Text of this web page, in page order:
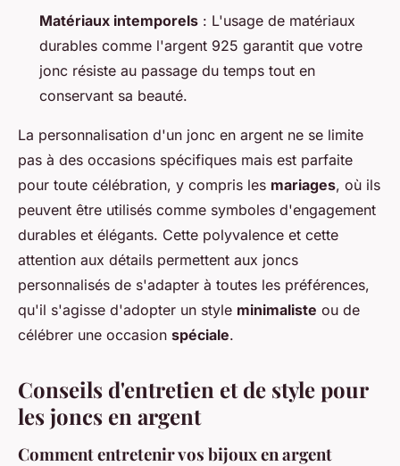
Matériaux intemporels : L'usage de matériaux
durables comme l'argent 925 garantit que votre
jonc résiste au passage du temps tout en
conservant sa beauté.
La personnalisation d'un jonc en argent ne se limite
pas à des occasions spécifiques mais est parfaite
pour toute célébration, y compris les mariages, où ils
peuvent être utilisés comme symboles d'engagement
durables et élégants. Cette polyvalence et cette
attention aux détails permettent aux joncs
personnalisés de s'adapter à toutes les préférences,
qu'il s'agisse d'adopter un style minimaliste ou de
célébrer une occasion spéciale.
Conseils d'entretien et de style pour
les joncs en argent
Comment entretenir vos bijoux en argent